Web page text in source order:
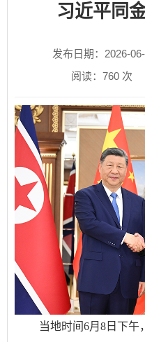
习近平同
发布日期：2026-
阅读： 760 次
当地时间6月8日下午